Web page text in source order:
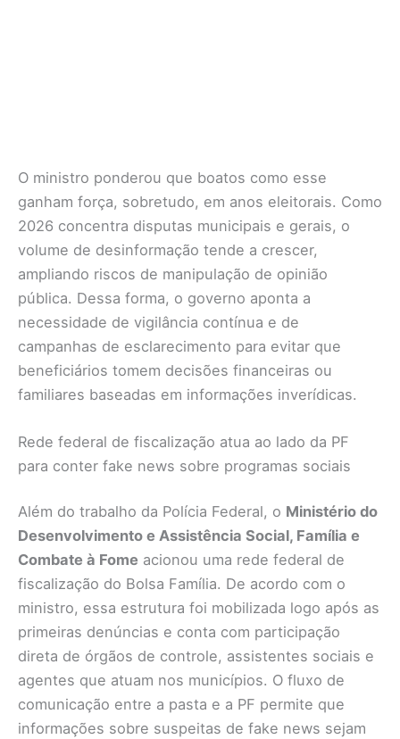
O ministro ponderou que boatos como esse
ganham força, sobretudo, em anos eleitorais. Como
2026 concentra disputas municipais e gerais, o
volume de desinformação tende a crescer,
ampliando riscos de manipulação de opinião
pública. Dessa forma, o governo aponta a
necessidade de vigilância contínua e de
campanhas de esclarecimento para evitar que
beneficiários tomem decisões financeiras ou
familiares baseadas em informações inverídicas.
Rede federal de fiscalização atua ao lado da PF
para conter fake news sobre programas sociais
Além do trabalho da Polícia Federal, o Ministério do
Desenvolvimento e Assistência Social, Família e
Combate à Fome acionou uma rede federal de
fiscalização do Bolsa Família. De acordo com o
ministro, essa estrutura foi mobilizada logo após as
primeiras denúncias e conta com participação
direta de órgãos de controle, assistentes sociais e
agentes que atuam nos municípios. O fluxo de
comunicação entre a pasta e a PF permite que
informações sobre suspeitas de fake news sejam